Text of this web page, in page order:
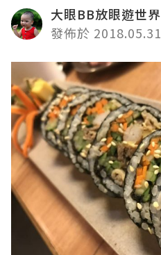
大眼BB放眼遊世界
發佈於 2018.05.31